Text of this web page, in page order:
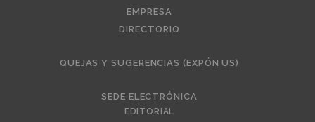
EMPRESA
DIRECTORIO
QUEJAS Y SUGERENCIAS (EXPÓN US)
SEDE ELECTRÓNICA
EDITORIAL